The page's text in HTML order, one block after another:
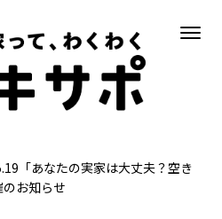
「あなたの実家は大丈夫？空き
お知らせ